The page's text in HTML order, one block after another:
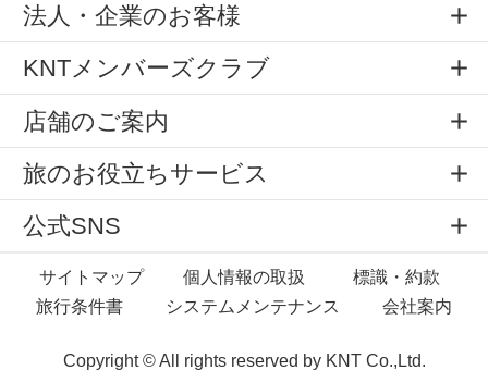
法人・企業のお客様
KNTメンバーズクラブ
店舗のご案内
旅のお役立ちサービス
公式SNS
サイトマップ 個人情報の取扱
標識・約款
旅行条件書
システムメンテナンス 会社案内
Copyright © All rights reserved by KNT Co.,Ltd.